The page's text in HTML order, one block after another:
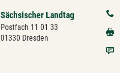
Sächsischer Landtag
Postfach 11 01 33
01330 Dresden